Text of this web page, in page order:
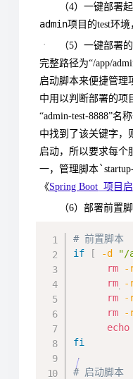
（4）一键部署
admin项目的test环境
（5）一键部署
完整路径为“/app/
启动脚本来便捷管理
中用以判断部署的项
“admin-test-8888”名
中找到了该关键字，
启动，所以要求每个
一，管理脚本`
《Spring Boot 项目
（6）部署前置
# 前置脚本
if
[ -d
"/
rm
-
rm
-
rm
-
rm
-
echo
fi
# 启动脚本